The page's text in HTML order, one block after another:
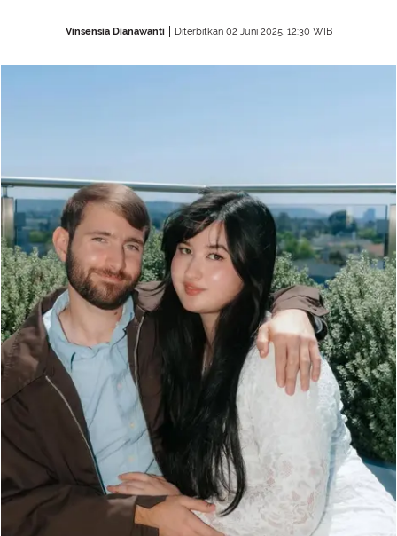
Vinsensia Dianawanti Diterbitkan 02 Juni 2025, 12:30 WIB